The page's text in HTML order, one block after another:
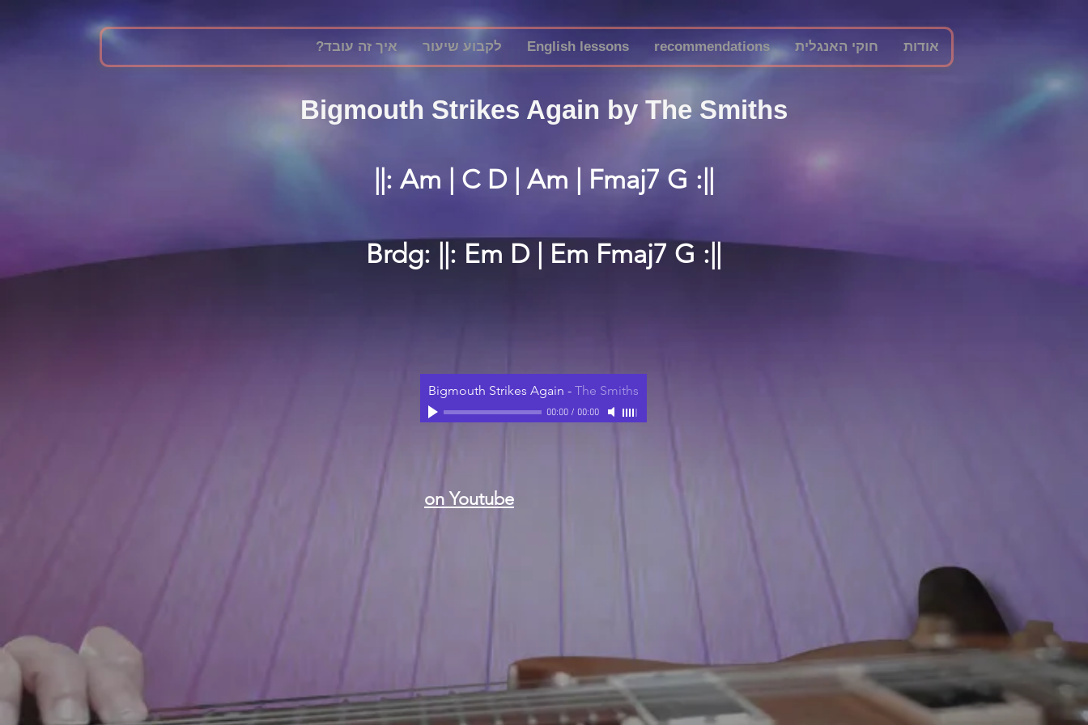
?איך זה עובד לקבוע שיעור English lessons recommendations חוקי האנגלית אודות
Bigmouth Strikes Again by The Smiths
||: Am | C D | Am | Fmaj7 G :||
Brdg: ||: Em D | Em Fmaj7 G :||
Bigmouth Strikes Again - The Smiths
00:00/ 00:00
on Youtube